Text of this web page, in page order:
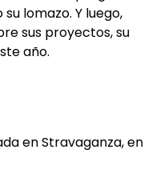
lomazo. Y luego,
sus proyectos, su
año.
en Stravaganza, en